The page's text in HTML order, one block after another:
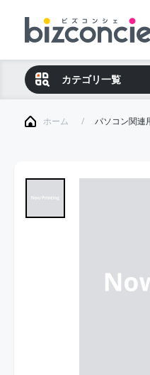
カテゴリ一覧
ホーム パソコン関連